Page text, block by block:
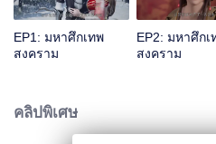
เส้นทางแห่งวรยุทธ์อีกครั้งหนึ่ง
EP1: มหาศึกเทพ
สงคราม
EP2: มหาศึกเ
สงคราม
คลิปพิเศษ